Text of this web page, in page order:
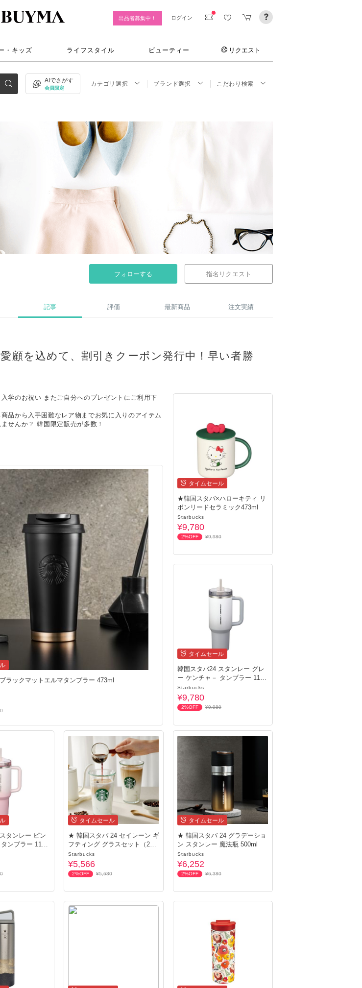
出品者募集中！ ログイン
・キッズ ライフスタイル ビューティー リクエスト
AIでさがす
会員限定
カテゴリ選択 ブランド選択 こだわり検索
フォローする 指名リクエスト
記事 評価 最新商品 注文実績
顧を込めて、割引きクーポン発行中！早い者勝
学のお祝い またご自分へのプレゼントにご利用下
品から入手困難なレア物までお気に入りのアイテム
せんか？ 韓国限定販売が多数！
ラックマットエルマタンブラー 473ml
タイムセール
★韓国スタバ×ハローキティ リ
ボンリードセラミック473ml
Starbucks
¥9,780
2%OFF ¥9,980
タイムセール
韓国スタバ24 スタンレー グレ
ー ケンチャ－ タンブラー 1183
ml
Starbucks
¥9,780
2%OFF ¥9,980
タンレー ピン
ンブラー 1183
タイムセール
★ 韓国スタバ 24 セイレーン ギ
フティング グラスセット（2
p）
Starbucks
¥5,566
2%OFF ¥5,680
タイムセール
★ 韓国スタバ 24 グラデーショ
ン スタンレー 魔法瓶 500ml
Starbucks
¥6,252
2%OFF ¥6,380